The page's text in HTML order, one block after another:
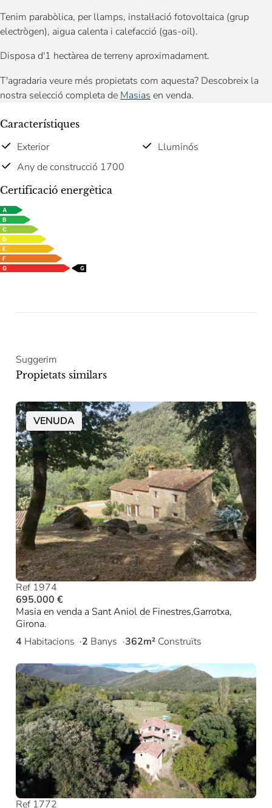
Tenim parabòlica, per llamps, instal·lació fotovoltaica (grup
electrògen), aigua calenta i calefacció (gas-oil).
Disposa d'1 hectàrea de terreny aproximadament.
T'agradaria veure més propietats com aquesta? Descobreix la
nostra selecció completa de Masias en venda.
Característiques
Exterior
Lluminós
Any de construcció 1700
Certificació energètica
Suggerim
Propietats similars
VENUDA
Ref 1974
695.000 €
Masia en venda a Sant Aniol de Finestres,Garrotxa,
Girona.
4 Habitacions 2 Banys 362m² Construïts
Ref 1772